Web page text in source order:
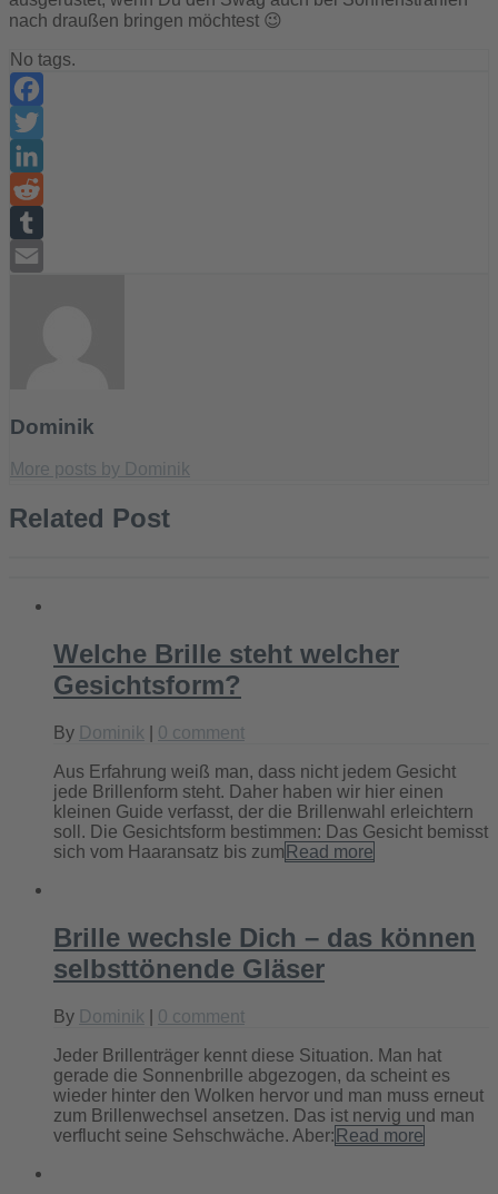
nach draußen bringen möchtest 😉
No tags.
Facebook
Twitter
LinkedIn
Reddit
Tumblr
Dominik
More posts by Dominik
Related Post
Welche Brille steht welcher
Gesichtsform?
By Dominik 0 comment
Aus Erfahrung weiß man, dass nicht jedem Gesicht
jede Brillenform steht. Daher haben wir hier einen
kleinen Guide verfasst, der die Brillenwahl erleichtern
soll. Die Gesichtsform bestimmen: Das Gesicht bemisst
sich vom Haaransatz bis zum Read more
Brille wechsle Dich – das können
selbsttönende Gläser
By Dominik 0 comment
Jeder Brillenträger kennt diese Situation. Man hat
gerade die Sonnenbrille abgezogen, da scheint es
wieder hinter den Wolken hervor und man muss erneut
zum Brillenwechsel ansetzen. Das ist nervig und man
verflucht seine Sehschwäche. Aber: Read more